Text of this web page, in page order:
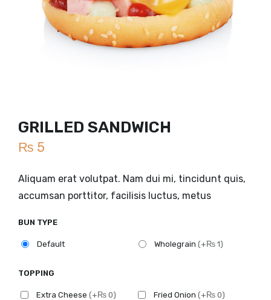
GRILLED SANDWICH
₨ 5
Aliquam erat volutpat. Nam dui mi, tincidunt quis,
accumsan porttitor, facilisis luctus, metus
BUN TYPE
Default Wholegrain (+₨ 1)
TOPPING
Extra Cheese (+₨ 0) Fried Onion (+₨ 0)